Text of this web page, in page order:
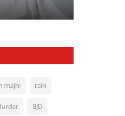
majhi rain
BJD